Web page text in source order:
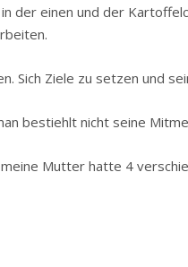
der einen und der
Sich Ziele zu setzen und
bestiehlt nicht seine
Mutter hatte 4